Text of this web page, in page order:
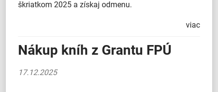
škriatkom 2025 a získaj odmenu.
viac
Nákup kníh z Grantu FPÚ
17.12.2025